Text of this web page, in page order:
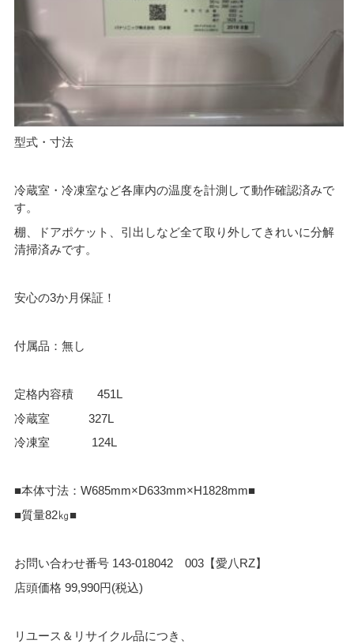
型式・寸法
冷蔵室・冷凍室など各庫内の温度を計測して動作確認済みで
す。
棚、ドアポケット、引出しなど全て取り外してきれいに分解
清掃済みです。
安心の3か月保証！
付属品：無し
定格内容積 451L
冷蔵室 327L
冷凍室 124L
■本体寸法：W685mm×D633mm×H1828mm■
■質量82㎏■
お問い合わせ番号 143-018042 003【愛八RZ】
店頭価格 99,990円(税込)
リユース＆リサイクル品につき、